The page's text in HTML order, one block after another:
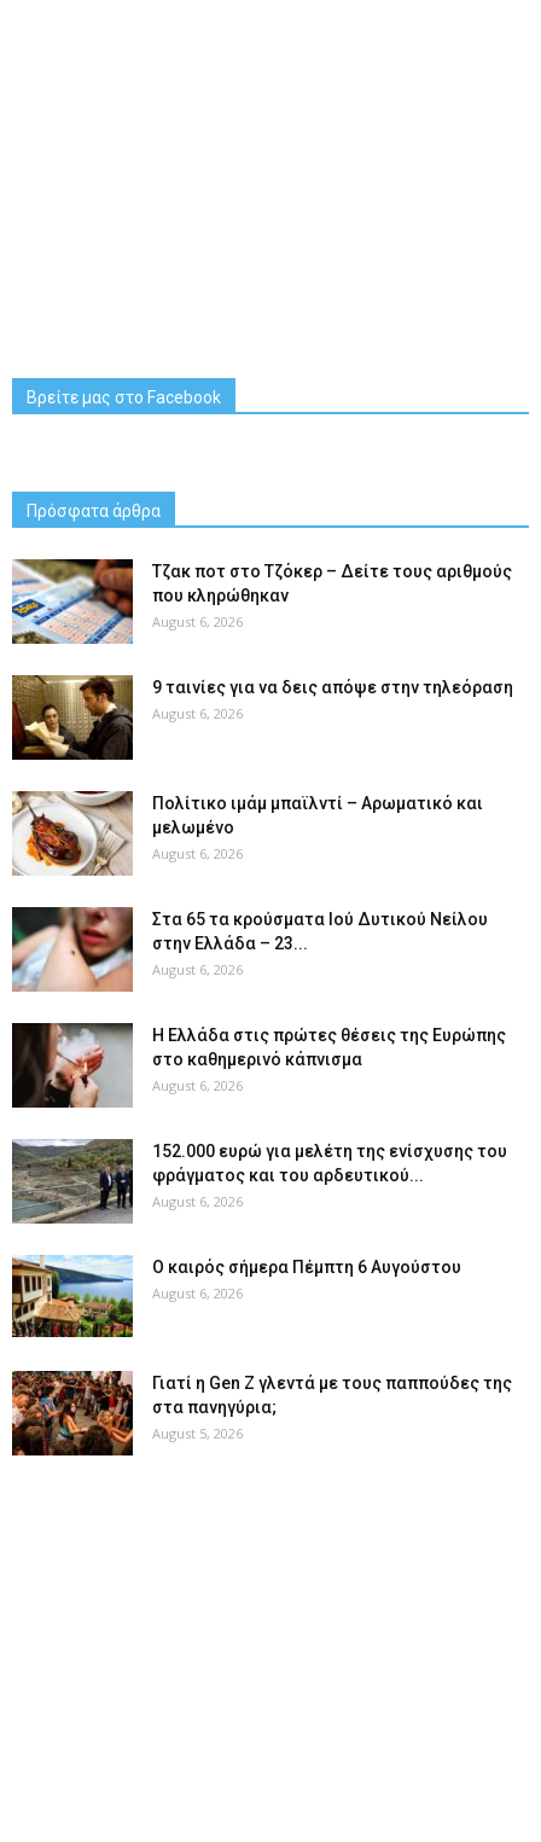
Βρείτε μας στο Facebook
Πρόσφατα άρθρα
Tζακ ποτ στο Τζόκερ – Δείτε τους αριθμούς
που κληρώθηκαν
August 6, 2026
9 ταινίες για να δεις απόψε στην τηλεόραση
August 6, 2026
Πολίτικο ιμάμ μπαϊλντί – Αρωματικό και
μελωμένο
August 6, 2026
Στα 65 τα κρούσματα Ιού Δυτικού Νείλου
στην Ελλάδα – 23...
August 6, 2026
Η Ελλάδα στις πρώτες θέσεις της Ευρώπης
στο καθημερινό κάπνισμα
August 6, 2026
152.000 ευρώ για μελέτη της ενίσχυσης του
φράγματος και του αρδευτικού...
August 6, 2026
Ο καιρός σήμερα Πέμπτη 6 Αυγούστου
August 6, 2026
Γιατί η Gen Z γλεντά με τους παππούδες της
στα πανηγύρια;
August 5, 2026